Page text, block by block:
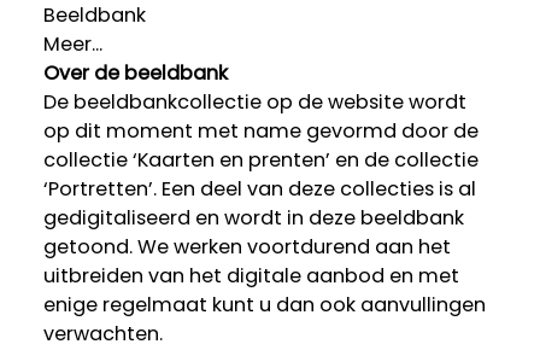
Beeldbank
Meer...
Over de beeldbank
De beeldbankcollectie op de website wordt
op dit moment met name gevormd door de
collectie ‘Kaarten en prenten’ en de collectie
‘Portretten’. Een deel van deze collecties is al
gedigitaliseerd en wordt in deze beeldbank
getoond. We werken voortdurend aan het
uitbreiden van het digitale aanbod en met
enige regelmaat kunt u dan ook aanvullingen
verwachten.